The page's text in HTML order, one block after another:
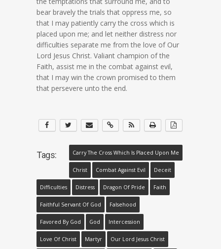
bear bravely the trials that oppress me, so
that I may patiently carry the cross which is
placed upon me; and let neither distress nor
difficulties separate me from the love of Our
Lord Jesus Christ. Valiant champion of the
Faith, assist me in the combat against evil,
that I may win the crown promised to them
that persevere unto the end.
Tags: Carry The Cross Which Is Placed Upon Me
Christ Combat Against Evil Deceit
Difficulties Distress Dragon Of Pride Faith
Faithful Servant Of God Falsehood
Favored By God God Intercession
Love Of Christ Martyr Our Lord Jesus Christ